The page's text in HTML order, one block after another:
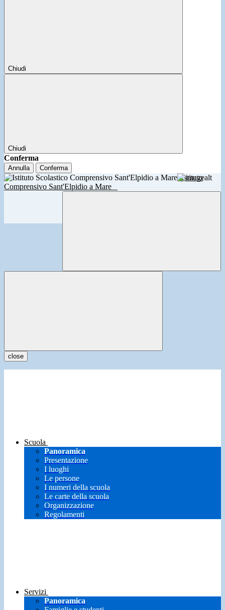
Chiudi
Chiudi
Conferma
Annulla Conferma
Istituto
Comprensivo Sant'Elpidio a Mare
close
Scuola
Panoramica
Presentazione
I luoghi
Le persone
I numeri della scuola
Le carte della scuola
Organizzazione
Regolamenti
Servizi
Panoramica